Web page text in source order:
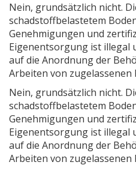
Nein, grundsätzlich nicht.
schadstoffbelastetem
Genehmigungen und
Eigenentsorgung ist illegal
auf die Anordnung der
Arbeiten von zugelassenen
Nein, grundsätzlich nicht.
schadstoffbelastetem
Genehmigungen und
Eigenentsorgung ist illegal
auf die Anordnung der
Arbeiten von zugelassenen